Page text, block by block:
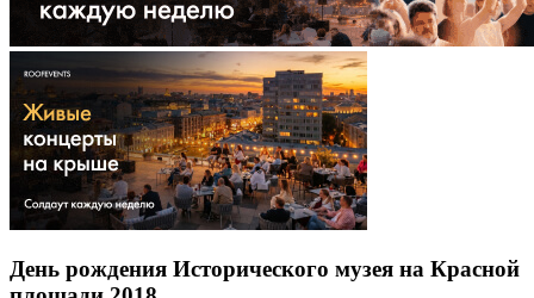
День рождения Исторического музея на Красной